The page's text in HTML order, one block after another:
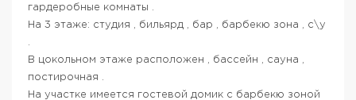
гардеробные комнаты .
На 3 этаже: студия , бильярд , бар , барбекю зона , с\у
В цокольном этаже расположен , бассейн , сауна ,
постирочная .
На участке имеется гостевой домик с барбекю зоной